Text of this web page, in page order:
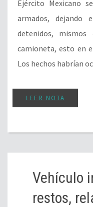
Ejército Mexicano
armados,
detenidos,
camioneta, esto en
Los hechos habrían
LEER NOTA
Vehículo
restos,